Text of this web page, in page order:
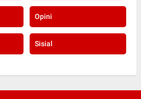
Opini
Sisial